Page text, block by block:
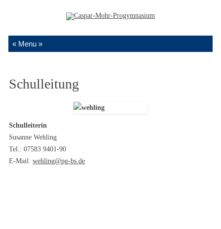
Zum Inhalt springen
Schulleitung
Schulleiterin
Susanne Wehling
Tel.: 07583 9401-90
E-Mail: wehling@pg-bs.de